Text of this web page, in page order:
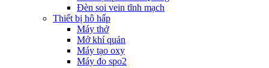
Đèn soi vein tĩnh mạch
Thiết bị hô hấp
Máy thở
Mở khí quản
Máy tạo oxy
Máy đo spo2